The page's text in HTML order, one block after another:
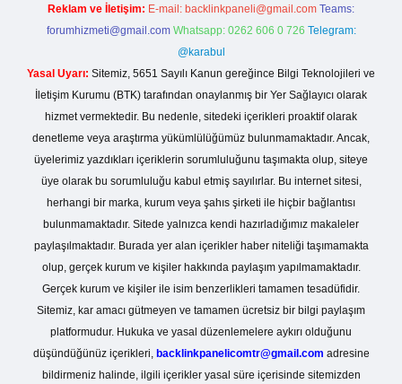
Reklam ve İletişim: E-mail: backlinkpaneli@gmail.com Teams:
forumhizmeti@gmail.com Whatsapp: 0262 606 0 726 Telegram:
@karabul
Yasal Uyarı: Sitemiz, 5651 Sayılı Kanun gereğince Bilgi Teknolojileri ve
İletişim Kurumu (BTK) tarafından onaylanmış bir Yer Sağlayıcı olarak
hizmet vermektedir. Bu nedenle, sitedeki içerikleri proaktif olarak
denetleme veya araştırma yükümlülüğümüz bulunmamaktadır. Ancak,
üyelerimiz yazdıkları içeriklerin sorumluluğunu taşımakta olup, siteye
üye olarak bu sorumluluğu kabul etmiş sayılırlar. Bu internet sitesi,
herhangi bir marka, kurum veya şahıs şirketi ile hiçbir bağlantısı
bulunmamaktadır. Sitede yalnızca kendi hazırladığımız makaleler
paylaşılmaktadır. Burada yer alan içerikler haber niteliği taşımamakta
olup, gerçek kurum ve kişiler hakkında paylaşım yapılmamaktadır.
Gerçek kurum ve kişiler ile isim benzerlikleri tamamen tesadüfidir.
Sitemiz, kar amacı gütmeyen ve tamamen ücretsiz bir bilgi paylaşım
platformudur. Hukuka ve yasal düzenlemelere aykırı olduğunu
düşündüğünüz içerikleri, backlinkpanelicomtr@gmail.com adresine
bildirmeniz halinde, ilgili içerikler yasal süre içerisinde sitemizden